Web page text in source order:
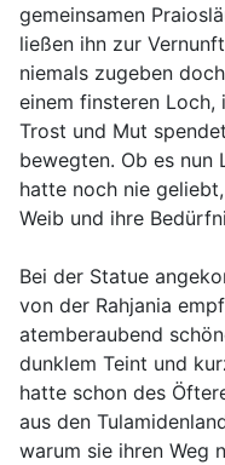
gemeinsamen
ließen ihn zur
niemals zugeben
einem finsteren Loch,
Trost und Mut
bewegten. Ob es nun
hatte noch nie
Weib und ihre
Bei der Statue
von der Rahjania
atemberaubend
dunklem Teint und
hatte schon des
aus den
warum sie ihren Weg